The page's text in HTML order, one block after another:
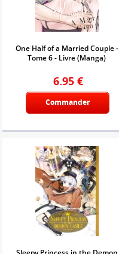
One Half of a Married Couple -
Tome 6 - Livre (Manga)
6.95 €
Commander